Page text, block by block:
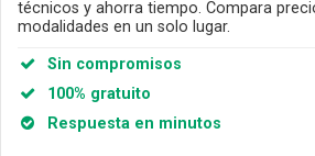
técnicos y ahorra tiempo. Compara
modalidades en un solo lugar.
Sin compromisos
100% gratuito
Respuesta en minutos